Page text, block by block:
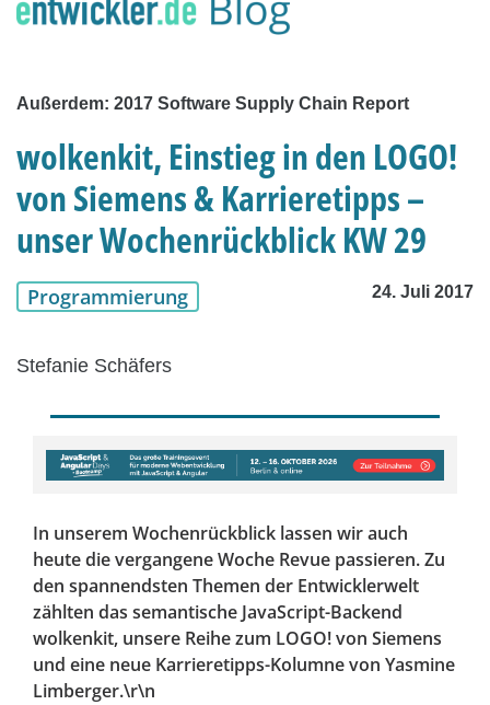
Außerdem: 2017 Software Supply Chain Report
wolkenkit, Einstieg in den LOGO!
von Siemens & Karrieretipps –
unser Wochenrückblick KW 29
Programmierung 24. Juli 2017
Stefanie Schäfers
In unserem Wochenrückblick lassen wir auch
heute die vergangene Woche Revue passieren. Zu
den spannendsten Themen der Entwicklerwelt
zählten das semantische JavaScript-Backend
wolkenkit, unsere Reihe zum LOGO! von Siemens
und eine neue Karrieretipps-Kolumne von Yasmine
Limberger.\r\n